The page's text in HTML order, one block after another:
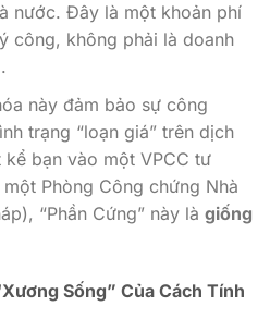
nước. Đây là một khoản phí
công, không phải là doanh
này đảm bảo sự công
trạng “loạn giá” trên dịch
bạn vào một VPCC tư
Phòng Công chứng Nhà
“Phần Cứng” này là giống
Sống” Của Cách Tính